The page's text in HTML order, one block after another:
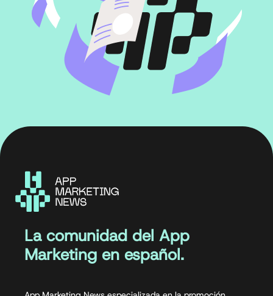
La comunidad del App
Marketing en español.